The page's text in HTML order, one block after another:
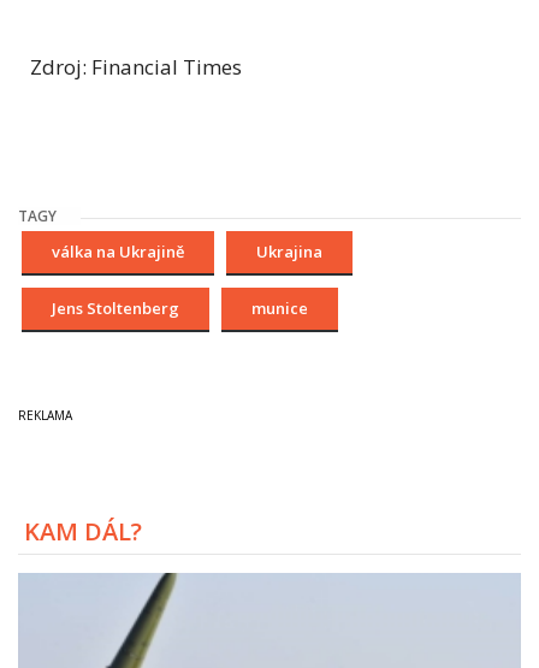
Zdroj: Financial Times
TAGY
válka na Ukrajině Ukrajina
Jens Stoltenberg munice
KAM DÁL?